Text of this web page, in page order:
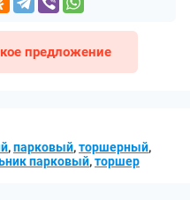
предложение
,парковый,торшерный,
парковый,торшер